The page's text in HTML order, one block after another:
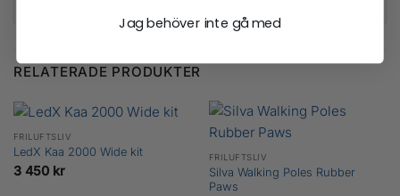
RELATERADE PRODUKTER
FRILUFTSLIV
LedX Kaa 2000 Wide kit
3 450 kr
FRILUFTSLIV
Silva Walking Poles Rubber
Paws
Jag behöver inte gå med